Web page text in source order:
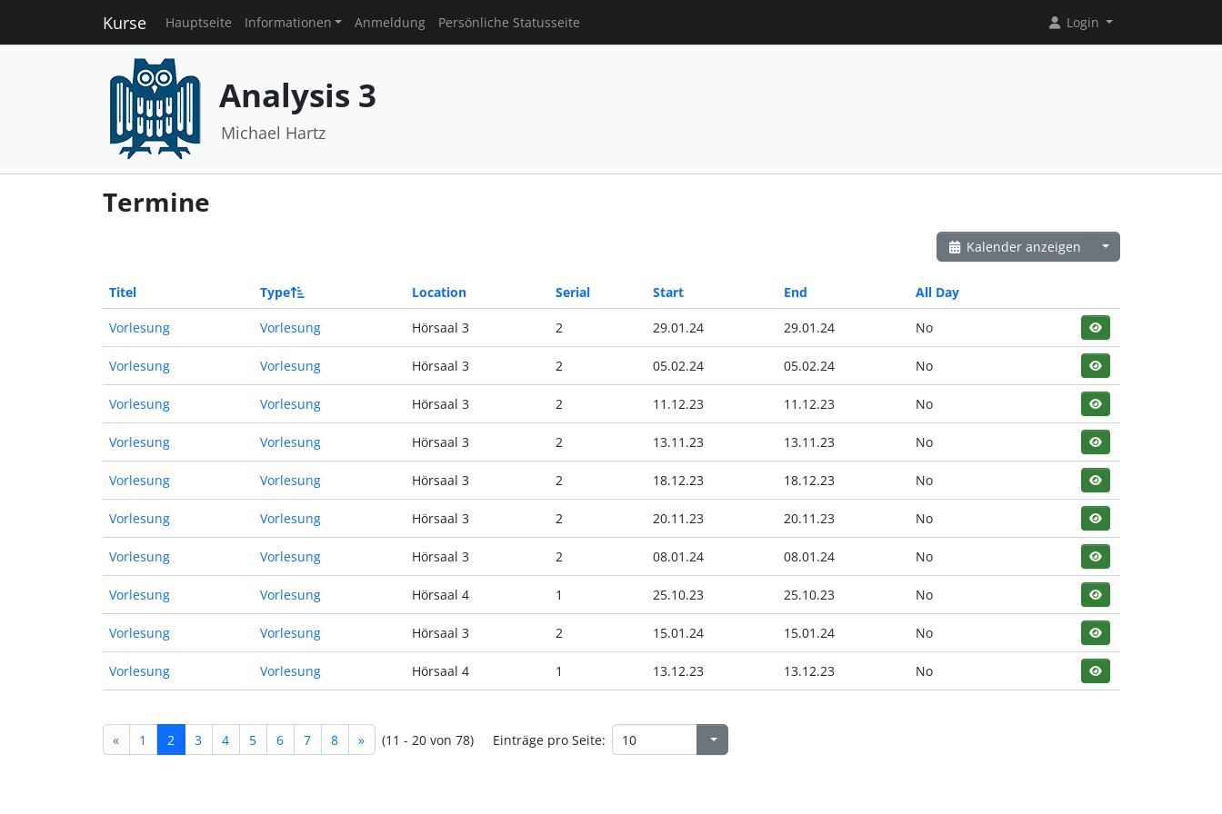
Kurse Hauptseite Informationen Anmeldung Persönliche Statusseite Login
Analysis 3
Michael Hartz
Termine
Kalender anzeigen
Titel Type Location Serial Start End All Day
Vorlesung Vorlesung Hörsaal 3 2 29.01.24 29.01.24 No
Vorlesung Vorlesung Hörsaal 3 2 05.02.24 05.02.24 No
Vorlesung Vorlesung Hörsaal 3 2 11.12.23 11.12.23 No
Vorlesung Vorlesung Hörsaal 3 2 13.11.23 13.11.23 No
Vorlesung Vorlesung Hörsaal 3 2 18.12.23 18.12.23 No
Vorlesung Vorlesung Hörsaal 3 2 20.11.23 20.11.23 No
Vorlesung Vorlesung Hörsaal 3 2 08.01.24 08.01.24 No
Vorlesung Vorlesung Hörsaal 4 1 25.10.23 25.10.23 No
Vorlesung Vorlesung Hörsaal 3 2 15.01.24 15.01.24 No
Vorlesung Vorlesung Hörsaal 4 1 13.12.23 13.12.23 No
« 1 2 3 4 5 6 7 8 » (11 - 20 von 78) Einträge pro Seite: